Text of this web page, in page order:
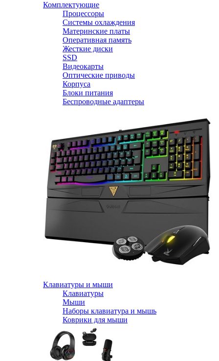
Комплектующие
Процессоры
Системы охлаждения
Материнские платы
Оперативная память
Жесткие диски
SSD
Видеокарты
Оптические приводы
Корпуса
Блоки питания
Беспроводные адаптеры
Клавиатуры и мыши
Клавиатуры
Мыши
Наборы клавиатура и мышь
Коврики для мыши